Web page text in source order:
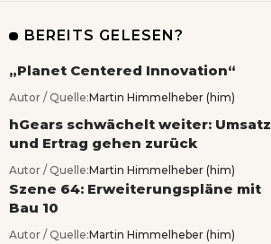
BEREITS GELESEN?
„Planet Centered Innovation“
Autor / Quelle:Martin Himmelheber (him)
hGears schwächelt weiter: Umsatz
und Ertrag gehen zurück
Autor / Quelle:Martin Himmelheber (him)
Szene 64: Erweiterungspläne mit
Bau 10
Autor / Quelle:Martin Himmelheber (him)